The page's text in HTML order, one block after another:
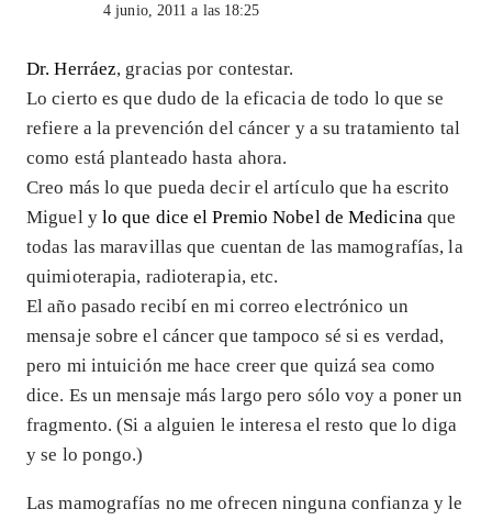
4 junio, 2011 a las 18:25
Dr. Herráez, gracias por contestar.
Lo cierto es que dudo de la eficacia de todo lo que se
refiere a la prevención del cáncer y a su tratamiento tal
como está planteado hasta ahora.
Creo más lo que pueda decir el artículo que ha escrito
Miguel y lo que dice el Premio Nobel de Medicinaque
todas las maravillas que cuentan de las mamografías, la
quimioterapia, radioterapia, etc.
El año pasado recibí en mi correo electrónico un
mensaje sobre el cáncer que tampoco sé si es verdad,
pero mi intuición me hace creer que quizá sea como
dice. Es un mensaje más largo pero sólo voy a poner un
fragmento. (Si a alguien le interesa el resto que lo diga
y se lo pongo.)
Las mamografías no me ofrecen ninguna confianza y le